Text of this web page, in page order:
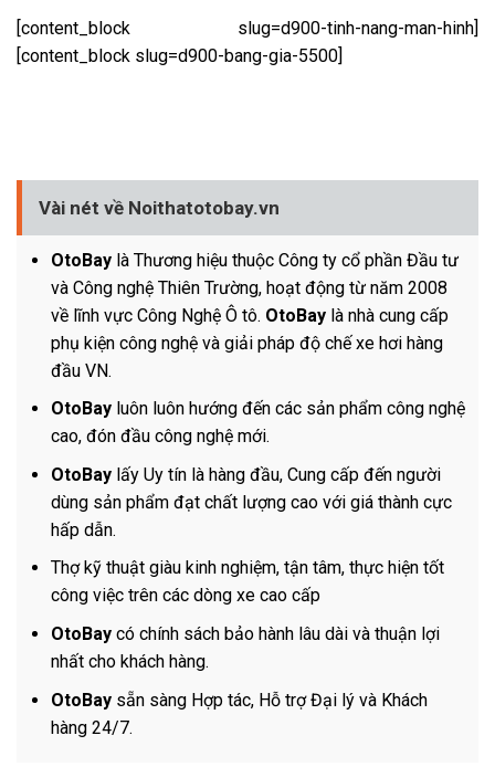
[content_block slug=d900-tinh-nang-man-hinh]
[content_block slug=d900-bang-gia-5500]
Vài nét về Noithatotobay.vn
OtoBaylà Thương hiệu thuộc Công ty cổ phần Đầu tư
và Công nghệ Thiên Trường, hoạt động từ năm 2008
về lĩnh vực Công Nghệ Ô tô. OtoBaylà nhà cung cấp
phụ kiện công nghệ và giải pháp độ chế xe hơi hàng
đầu VN.
OtoBayluôn luôn hướng đến các sản phẩm công nghệ
cao, đón đầu công nghệ mới.
OtoBaylấy Uy tín là hàng đầu, Cung cấp đến người
dùng sản phẩm đạt chất lượng cao với giá thành cực
hấp dẫn.
Thợ kỹ thuật giàu kinh nghiệm, tận tâm, thực hiện tốt
công việc trên các dòng xe cao cấp
OtoBaycó chính sách bảo hành lâu dài và thuận lợi
nhất cho khách hàng.
OtoBaysẵn sàng Hợp tác, Hỗ trợ Đại lý và Khách
hàng 24/7.